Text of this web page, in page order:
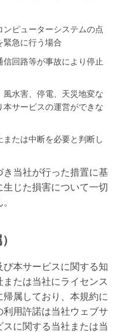
ンピューターシステムの点
緊急に行う場合
信回路等が事故により停止
風水害、停電、天災地変な
本サービスの運営ができな
または中断を必要と判断し
き当社が行った措置に基
じた損害について一切
び本サービスに関する知
たは当社にライセンス
帰属しており、本規約に
用許諾は当社ウェブサ
に関する当社または当